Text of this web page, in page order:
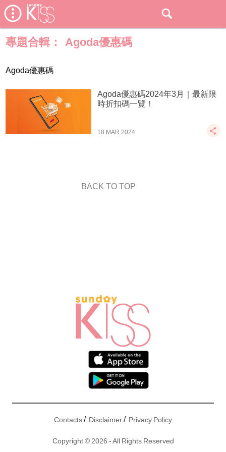
專題合輯： Agoda優惠碼
Agoda優惠碼
Agoda優惠碼2024年3月｜最新限
時折扣碼一覽！
18 MAR 2024
BACK TO TOP
Contacts/ Disclaimer/ Privacy Policy
Copyright © 2026 - All Rights Reserved